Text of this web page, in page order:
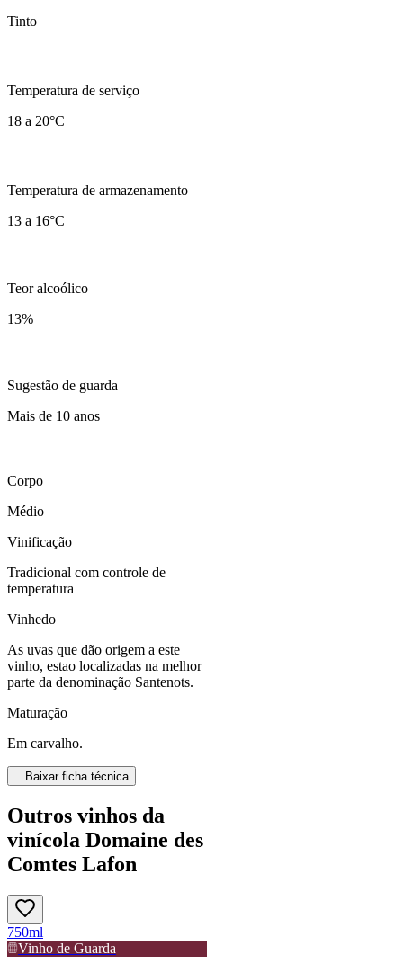
Tinto
Temperatura de serviço
18 a 20°C
Temperatura de armazenamento
13 a 16°C
Teor alcoólico
13%
Sugestão de guarda
Mais de 10 anos
Corpo
Médio
Vinificação
Tradicional com controle de
temperatura
Vinhedo
As uvas que dão origem a este
vinho, estao localizadas na melhor
parte da denominação Santenots.
Maturação
Em carvalho.
Baixar ficha técnica
Outros vinhos da
vinícola Domaine des
Comtes Lafon
750ml
Vinho de Guarda